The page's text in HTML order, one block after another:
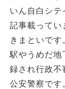
いん自白シテ
記事載ってい
きまといで
駅やうめだ地
録され行政不
公安警察です